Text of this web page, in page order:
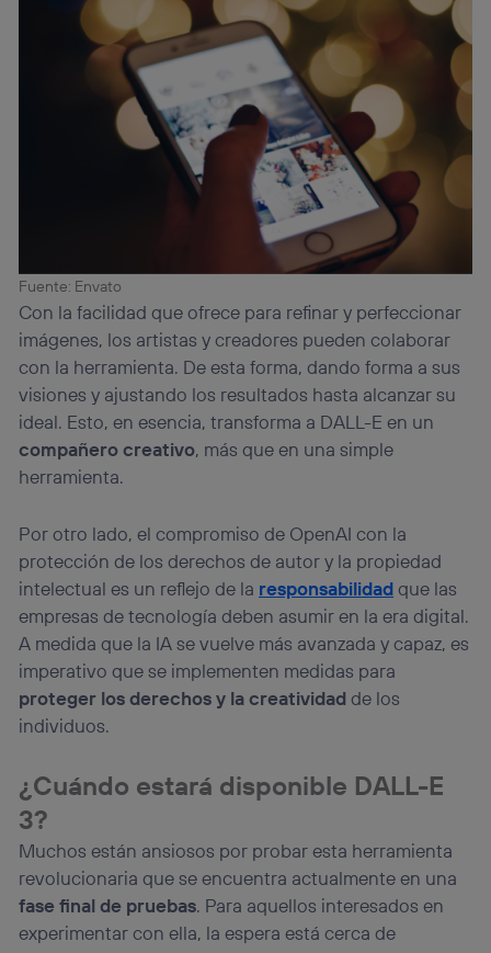
Fuente: Envato
Con la facilidad que ofrece para refinar y perfeccionar
imágenes, los artistas y creadores pueden colaborar
con la herramienta. De esta forma, dando forma a sus
visiones y ajustando los resultados hasta alcanzar su
ideal. Esto, en esencia, transforma a DALL-E en un
compañero creativo, más que en una simple
herramienta.
Por otro lado, el compromiso de OpenAI con la
protección de los derechos de autor y la propiedad
intelectual es un reflejo de la responsabilidadque las
empresas de tecnología deben asumir en la era digital.
A medida que la IA se vuelve más avanzada y capaz, es
imperativo que se implementen medidas para
proteger los derechos y la creatividadde los
individuos.
¿Cuándo estará disponible DALL-E
3?
Muchos están ansiosos por probar esta herramienta
revolucionaria que se encuentra actualmente en una
fase final de pruebas. Para aquellos interesados en
experimentar con ella, la espera está cerca de